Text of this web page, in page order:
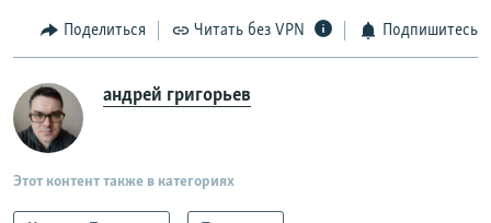
Поделиться Читать без VPN Подпишитесь
андрей григорьев
Этот контент также в категориях